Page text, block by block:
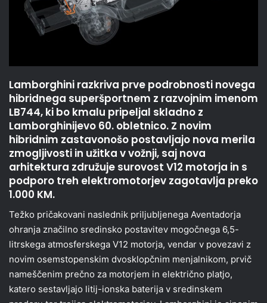
Lamborghini razkriva prve podrobnosti novega
hibridnega superšportnem z razvojnim imenom
LB744, ki bo kmalu pripeljal skladno z
Lamborghinijevo 60. obletnico. Z novim
hibridnim zastavonošo postavljajo nova merila
zmogljivosti in užitka v vožnji, saj nova
arhitektura združuje surovost V12 motorja in s
podporo treh elektromotorjev zagotavlja preko
1.000 KM.
Težko pričakovani naslednik priljubljenega Aventadorja
ohranja značilno sredinsko postavitev mogočnega 6,5-
litrskega atmosferskega V12 motorja, vendar v povezavi z
novim osemstopenskim dvosklopčnim menjalnikom, prvič
nameščenim prečno za motorjem in električno platjo,
katero sestavljajo litij-ionska baterija v sredinskem